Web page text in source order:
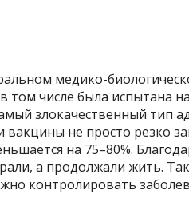
медико-
том числе была испытана
злокачественный тип
не просто резко
на 75–80%.
а продолжали жить.
контролировать